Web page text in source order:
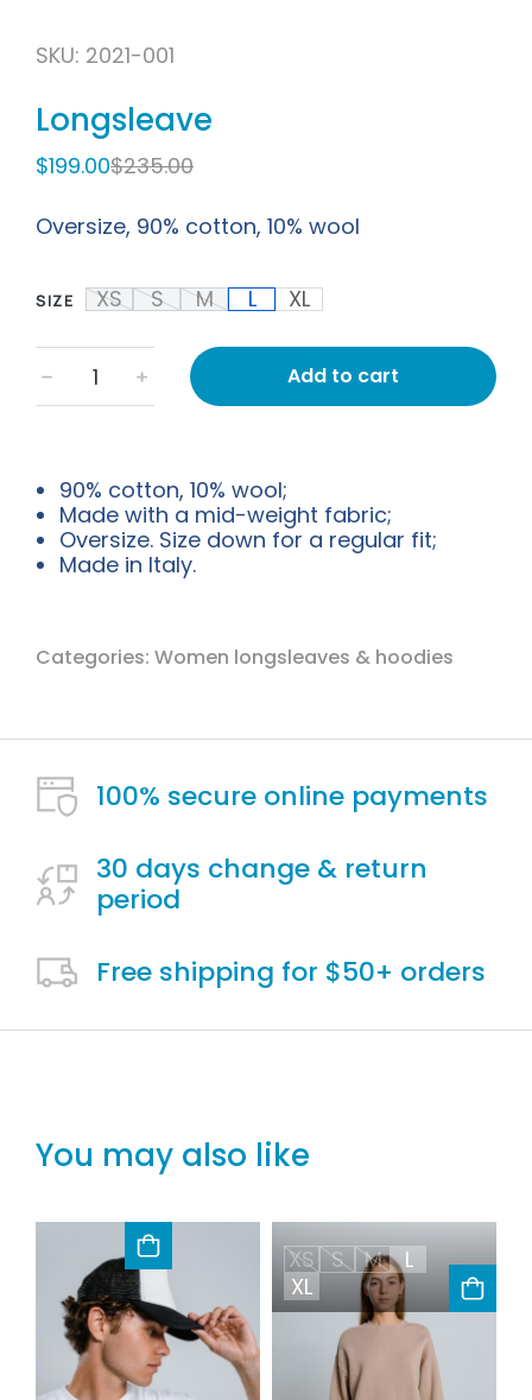
SKU: 2021-001
Longsleave
$235.00
$199.00
Oversize, 90% cotton, 10% wool
SIZE XS S M L XL
﹣ ﹢ Add to cart
90% cotton, 10% wool;
Made with a mid-weight fabric;
Oversize. Size down for a regular fit;
Made in Italy.
Categories: Women longsleaves & hoodies
100% secure online payments
30 days change & return
period
Free shipping for $50+ orders
You may also like
XS S M
L
XL